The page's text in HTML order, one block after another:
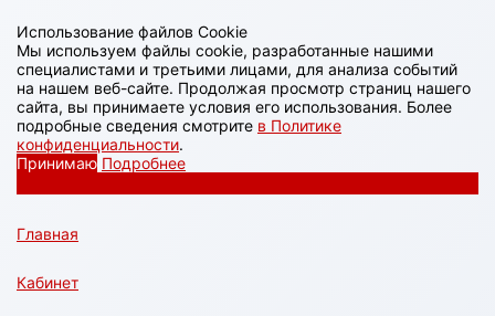
Использование файлов Cookie
Мы используем файлы cookie, разработанные нашими
специалистами и третьими лицами, для анализа событий
на нашем веб-сайте. Продолжая просмотр страниц нашего
сайта, вы принимаете условия его использования. Более
подробные сведения смотрите в Политике
конфиденциальности.
Принимаю Подробнее
Главная
Кабинет